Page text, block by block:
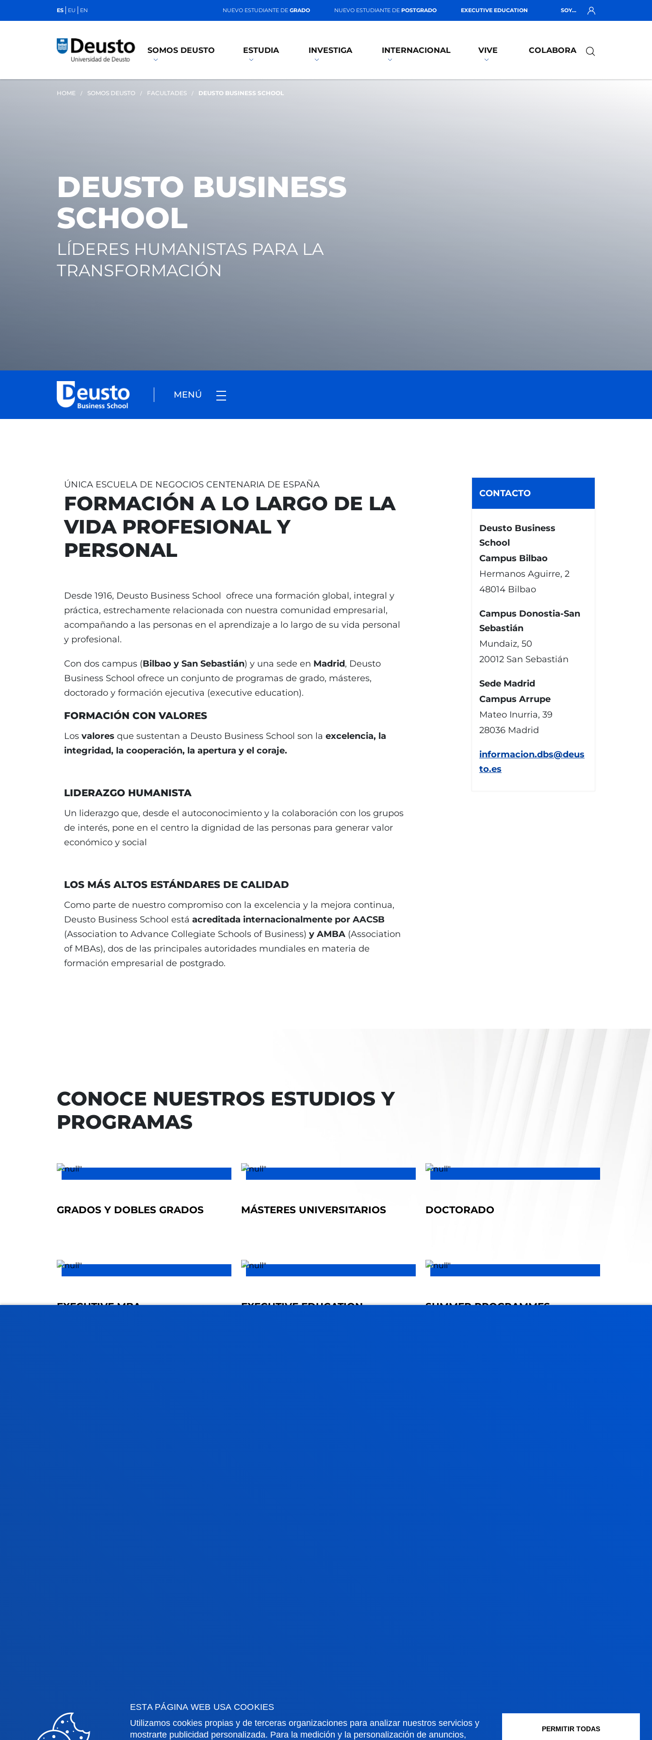
ESTA PÁGINA WEB USA COOKIES
Utilizamos cookies propias y de terceras organizaciones para analizar nuestros servicios y
mostrarte publicidad personalizada. Para la medición y la personalización de anuncios,
PERMITIR TODAS
ES EU EN NUEVO ESTUDIANTE DEGRADO NUEVO ESTUDIANTE DE POSTGRADO EXECUTIVE EDUCATION SOY...
SOMOS DEUSTO ESTUDIA INVESTIGA INTERNACIONAL VIVE COLABORA
HOME SOMOS DEUSTO FACULTADES DEUSTO BUSINESS SCHOOL
DEUSTO BUSINESS
SCHOOL
LÍDERES HUMANISTAS PARA LA
TRANSFORMACIÓN
MENÚ
ÚNICA ESCUELA DE NEGOCIOS CENTENARIA DE ESPAÑA
FORMACIÓN A LO LARGO DE LA
VIDA PROFESIONAL Y
PERSONAL
Desde 1916, Deusto Business School ofrece una formación global, integral y
práctica, estrechamente relacionada con nuestra comunidad empresarial,
acompañando a las personas en el aprendizaje a lo largo de su vida personal
y profesional.
Con dos campus (Bilbao y San Sebastián) y una sede en Madrid, Deusto
Business School ofrece un conjunto de programas de grado, másteres,
doctorado y formación ejecutiva (executive education).
FORMACIÓN CON VALORES
Los valores que sustentan a Deusto Business School son la excelencia, la
integridad, la cooperación, la apertura y el coraje.
LIDERAZGO HUMANISTA
Un liderazgo que, desde el autoconocimiento y la colaboración con los grupos
de interés, pone en el centro la dignidad de las personas para generar valor
económico y social
LOS MÁS ALTOS ESTÁNDARES DE CALIDAD
Como parte de nuestro compromiso con la excelencia y la mejora continua,
Deusto Business School está acreditada internacionalmente por AACSB
(Association to Advance Collegiate Schools of Business) y AMBA (Association
of MBAs), dos de las principales autoridades mundiales en materia de
formación empresarial de postgrado.
CONTACTO
Deusto Business
School
Campus Bilbao
Hermanos Aguirre, 2
48014 Bilbao
Campus Donostia-San
Sebastián
Mundaiz, 50
20012 San Sebastián
Sede Madrid
Campus Arrupe
Mateo Inurria, 39
28036 Madrid
informacion.dbs@deus
to.es
CONOCE NUESTROS ESTUDIOS Y
PROGRAMAS
GRADOS Y DOBLES GRADOS MÁSTERES UNIVERSITARIOS DOCTORADO
EXECUTIVE MBA EXECUTIVE EDUCATION SUMMER PROGRAMMES
Deusto Business
School en el 3% de
mejores escuelas de
La Universidad de
Deusto entre el
4%-5% de las
española en ADE
según el ranking Cy D
La Universidad de
universidad española